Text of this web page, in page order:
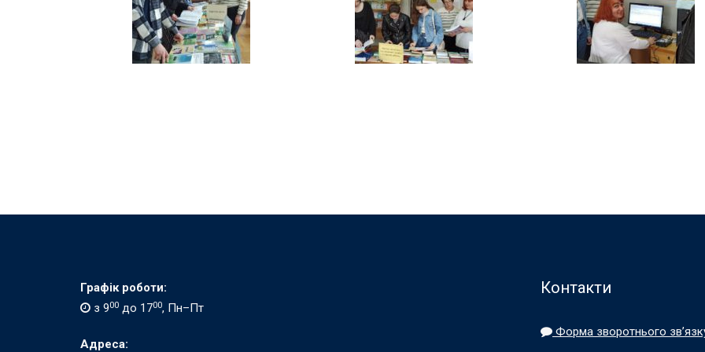
Графік роботи:
з 900 до 1700, Пн–Пт
Адреса:
Контакти
Форма зворотнього